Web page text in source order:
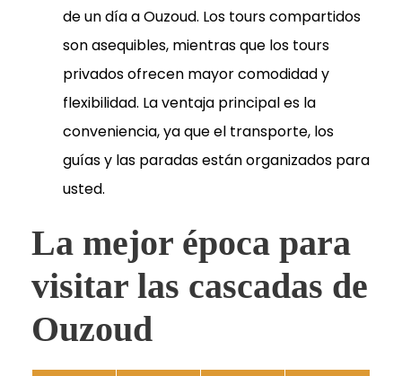
de un día a Ouzoud. Los tours compartidos
son asequibles, mientras que los tours
privados ofrecen mayor comodidad y
flexibilidad. La ventaja principal es la
conveniencia, ya que el transporte, los
guías y las paradas están organizados para
usted.
La mejor época para
visitar las cascadas de
Ouzoud